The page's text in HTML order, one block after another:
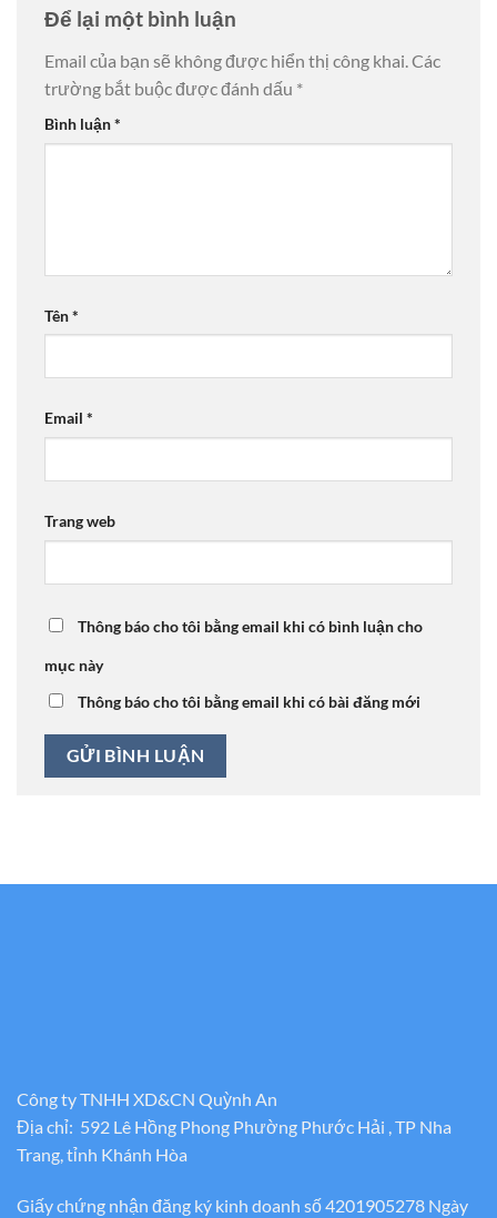
Để lại một bình luận
Email của bạn sẽ không được hiển thị công khai. Các
trường bắt buộc được đánh dấu *
Bình luận*
Tên*
Email *
Trang web
Thông báo cho tôi bằng email khi có bình luận cho
mục này
Thông báo cho tôi bằng email khi có bài đăng mới
Công ty TNHH XD&CN Quỳnh An
Địa chỉ: 592 Lê Hồng Phong Phường Phước Hải , TP Nha
Trang, tỉnh Khánh Hòa
Giấy chứng nhận đăng ký kinh doanh số 4201905278 Ngày